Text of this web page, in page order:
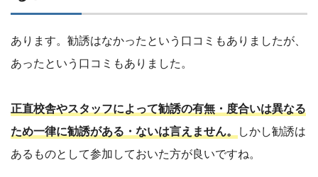
あります。勧誘はなかったという口コミもありましたが、
あったという口コミもありました。
正直校舎やスタッフによって勧誘の有無・度合いは異なる
ため一律に勧誘がある・ないは言えません。 しかし勧誘は
あるものとして参加しておいた方が良いですね。